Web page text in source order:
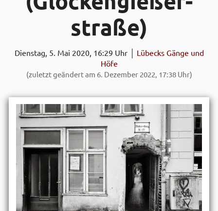
straße)
Dienstag, 5. Mai 2020, 16:29 Uhr │ Lübecks Gänge und
Höfe
(zuletzt geändert am 6. Dezember 2022, 17:38 Uhr)